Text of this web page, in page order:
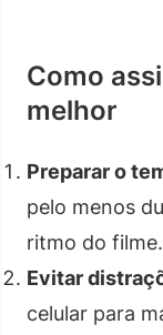
Como
melhor
Preparar o
pelo menos
ritmo do filme.
Evitar
celular para